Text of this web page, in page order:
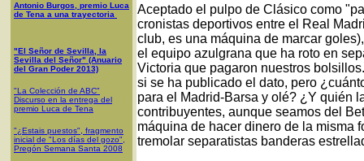
Antonio Burgos, premio Luca
de Tena a una trayectoria
"El Señor de Sevilla, la
Sevilla del Señor" (Anuario
del Gran Poder 2013)
"La Colección de ABC"
Discurso en la entrega del
premio Luca de Tena
"¿Estais puestos", fragmento
inicial de "Los días del gozo",
Pregón Semana Santa 2008
Aceptado el pulpo de Clásico como
cronistas deportivos entre el Real
club, es una máquina de marcar
el equipo azulgrana que ha roto en
Victoria que pagaron nuestros
si se ha publicado el dato, pero
para el Madrid-Barsa y olé? ¿Y quién
contribuyentes, aunque seamos del
máquina de hacer dinero de la misma
tremolar separatistas banderas